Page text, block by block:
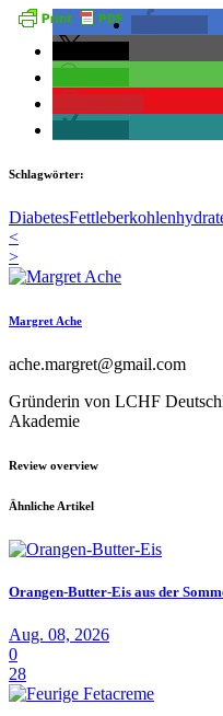
Schlagwörter:
DiabetesFettleber
<
>
Margret Ache
ache.margret@gmail.com
Gründerin von LCHF
Akademie
Review overview
Ähnliche Artikel
Orangen-Butter-Eis aus der
Aug. 08, 2026
0
28